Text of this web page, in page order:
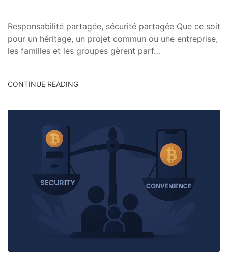
Responsabilité partagée, sécurité partagée Que ce soit
pour un héritage, un projet commun ou une entreprise,
les familles et les groupes gèrent parf…
CONTINUE READING